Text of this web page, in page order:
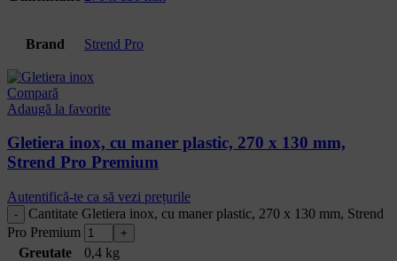
Brand Strend Pro
Compară
Adaugă la favorite
Gletiera inox, cu maner plastic, 270 x 130 mm,
Strend Pro Premium
Autentifică-te ca să vezi prețurile
Cantitate Gletiera inox, cu maner plastic, 270 x 130 mm, Strend
Pro Premium
Greutate
0,4 kg